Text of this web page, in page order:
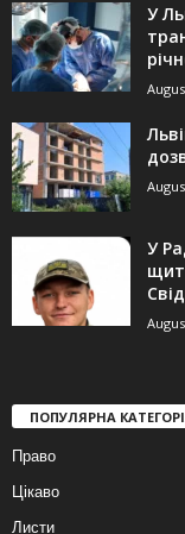
У
У
ПОПУЛЯРНА
Право
Цікаво
Листи